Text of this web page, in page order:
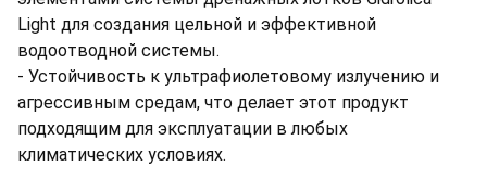
Light для создания цельной и эффективной
водоотводной системы.
- Устойчивость к ультрафиолетовому излучению и
агрессивным средам, что делает этот продукт
подходящим для эксплуатации в любых
климатических условиях.